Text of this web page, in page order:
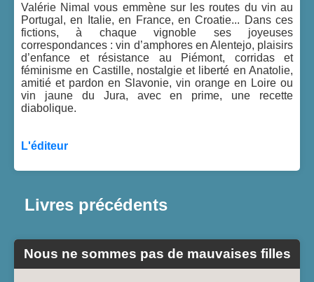
Valérie Nimal vous emmène sur les routes du vin au
Portugal, en Italie, en France, en Croatie... Dans ces
fictions, à chaque vignoble ses joyeuses
correspondances : vin d’amphores en Alentejo, plaisirs
d’enfance et résistance au Piémont, corridas et
féminisme en Castille, nostalgie et liberté en Anatolie,
amitié et pardon en Slavonie, vin orange en Loire ou
vin jaune du Jura, avec en prime, une recette
diabolique.
L'éditeur
Livres précédents
Nous ne sommes pas de mauvaises filles